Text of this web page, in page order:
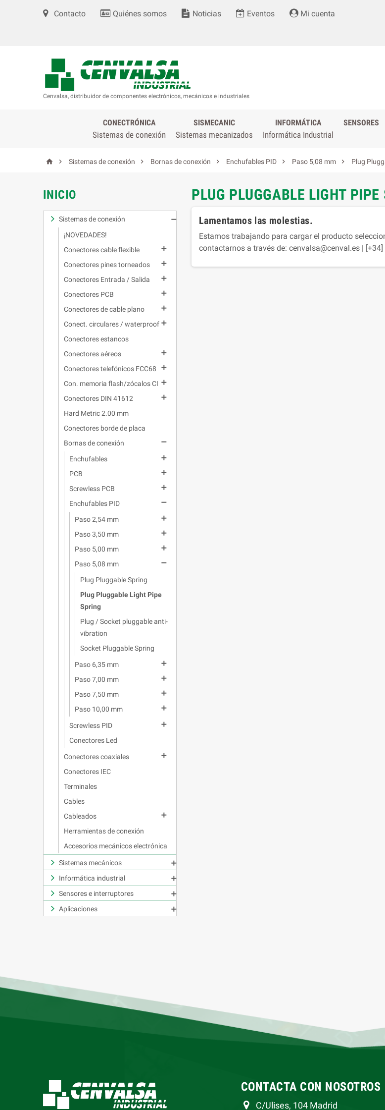
Contacto Quiénes somos Noticias Eventos Mi cuenta
Cenvalsa, distribuidor de componentes electrónicos, mecánicos e industriales
CONECTRÓNICA
Sistemas de conexión
SISMECANIC
Sistemas mecanizados
INFORMÁTICA
Informática Industrial
SENSORES
  Sistemas de conexión  Bornas de conexión  Enchufables PID  Paso 5,08 mm  Plug
INICIO
Sistemas de conexión

¡NOVEDADES!
Conectores cable flexible

Conectores pines torneados

Conectores Entrada / Salida

Conectores PCB

Conectores de cable plano

Conect. circulares / waterproof 
Conectores estancos
Conectores aéreos

Conectores telefónicos FCC68

Con. memoria flash/zócalos CI 
Conectores DIN 41612

Hard Metric 2.00 mm
Conectores borde de placa
Bornas de conexión

Enchufables

PCB

Screwless PCB

Enchufables PID

Paso 2,54 mm

Paso 3,50 mm

Paso 5,00 mm

Paso 5,08 mm

Plug Pluggable Spring
Plug Pluggable Light Pipe
Spring
Plug / Socket pluggable anti-
vibration
Socket Pluggable Spring
Paso 6,35 mm

Paso 7,00 mm

Paso 7,50 mm

Paso 10,00 mm

Screwless PID

Conectores Led
Conectores coaxiales

Conectores IEC
Terminales
Cables
Cableados

Herramientas de conexión
Accesorios mecánicos electrónica
Sistemas mecánicos

Informática industrial

Sensores e interruptores

Aplicaciones

PLUG PLUGGABLE LIGHT PIPE
Lamentamos las molestias.
Estamos trabajando para cargar el producto
contactarnos a través de: cenvalsa@cenval.es |
CONTACTA CON NOSOTROS
C/Ulises, 104 Madrid